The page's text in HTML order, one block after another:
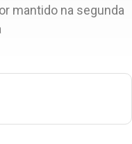
mantido na segunda